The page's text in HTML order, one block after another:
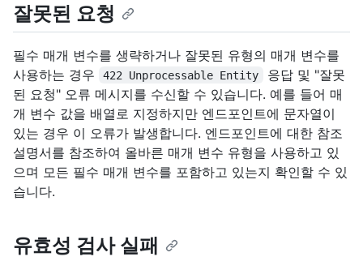
잘못된 요청
필수 매개 변수를 생략하거나 잘못된 유형의 매개 변수를
사용하는 경우
422 Unprocessable Entity
응답 및 "잘못
된 요청" 오류 메시지를 수신할 수 있습니다. 예를 들어 매
개 변수 값을 배열로 지정하지만 엔드포인트에 문자열이
있는 경우 이 오류가 발생합니다. 엔드포인트에 대한 참조
설명서를 참조하여 올바른 매개 변수 유형을 사용하고 있
으며 모든 필수 매개 변수를 포함하고 있는지 확인할 수 있
습니다.
유효성 검사 실패